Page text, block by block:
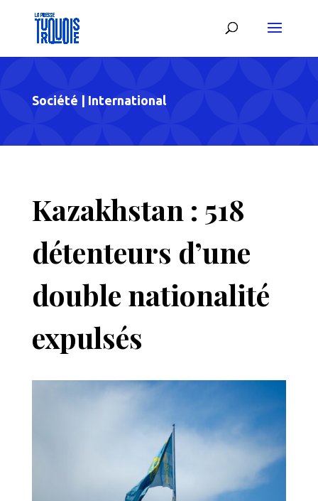
Société International
Kazakhstan : 518
détenteurs d’une
double nationalité
expulsés